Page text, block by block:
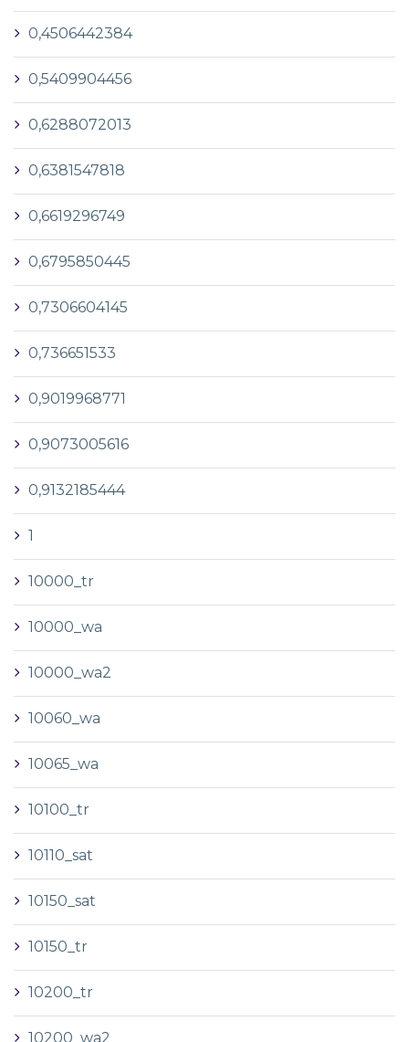
0,4506442384
0,5409904456
0,6288072013
0,6381547818
0,6619296749
0,6795850445
0,7306604145
0,736651533
0,9019968771
0,9073005616
0,9132185444
1
10000_tr
10000_wa
10000_wa2
10060_wa
10065_wa
10100_tr
10110_sat
10150_sat
10150_tr
10200_tr
10200_wa2